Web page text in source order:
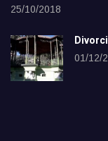
25/10/2018
01/12/